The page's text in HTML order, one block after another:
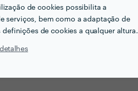
de cookies possibilita a
serviços, bem como a adaptação de
definições de cookies a qualquer altura.